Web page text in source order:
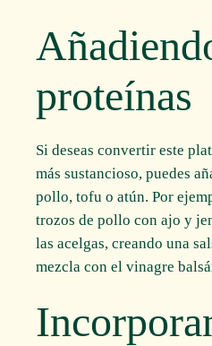
proteínas
Si deseas convertir este
más sustancioso, puedes
pollo, tofu o atún. Por
trozos de pollo con ajo y
las acelgas, creando una
mezcla con el vinagre